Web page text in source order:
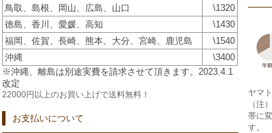
鳥取、島根、岡山、広島、山口
\1320
徳島、香川、愛媛、高知
\1430
福岡、佐賀、長崎、熊本、大分、宮崎、鹿児島
\1540
沖縄
\3400
※沖縄、離島は別途実費を請求させて頂きます。2023.4.1
改定
22000円以上のお買い上げで送料無料！
お支払いについて
ヤマ
（注
帯に
す。